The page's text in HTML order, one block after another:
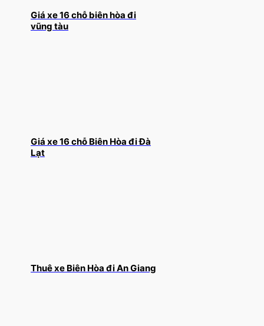
Giá xe 16 chỗ biên hòa đi
vũng tàu
Giá xe 16 chỗ Biên Hòa đi Đà
Lạt
Thuê xe Biên Hòa đi An Giang